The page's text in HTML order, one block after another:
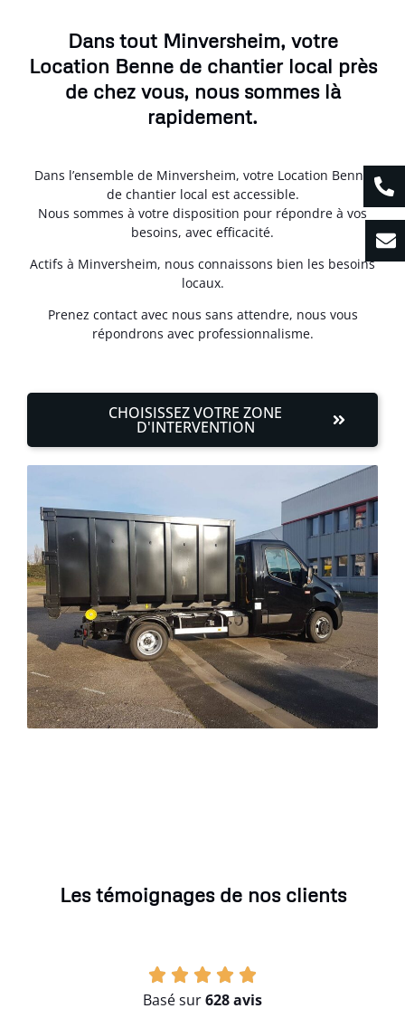
Dans tout Minversheim, votre
Location Benne de chantier local près
de chez vous, nous sommes là
rapidement.
Dans l’ensemble de Minversheim, votre Location Benne
de chantier local est accessible.
Nous sommes à votre disposition pour répondre à vos
besoins, avec efficacité.
Actifs à Minversheim, nous connaissons bien les besoins
locaux.
Prenez contact avec nous sans attendre, nous vous
répondrons avec professionnalisme.
CHOISISSEZ VOTRE ZONE
D'INTERVENTION
Les témoignages de nos clients
Basé sur628 avis